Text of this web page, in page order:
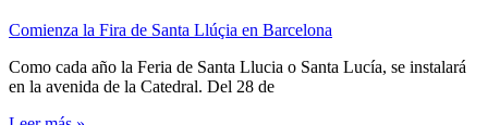
Comienza la Fira de Santa Llúçia en Barcelona
Como cada año la Feria de Santa Llucia o Santa Lucía, se instalará
en la avenida de la Catedral. Del 28 de